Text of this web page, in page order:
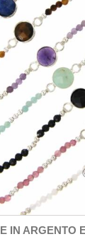
IN ARGENTO